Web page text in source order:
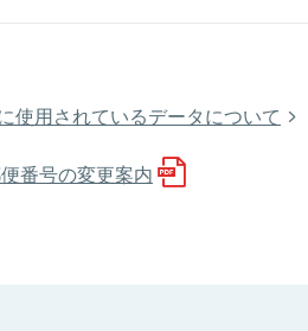
使用されているデータについて
番号の変更案内